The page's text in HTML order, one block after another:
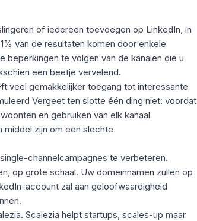
of iedereen toevoegen op LinkedIn, in
van de resultaten komen door enkele
te volgen van de kanalen die u
een beetje vervelend.
veel gemakkelijker toegang tot interessante
Vergeet ten slotte één ding niet: voordat
en gebruiken van elk kanaal
middel zijn om een slechte
channelcampagnes te verbeteren.
op grote schaal. Uw domeinnamen zullen op
account zal aan geloofwaardigheid
Scalezia helpt startups, scales-up maar